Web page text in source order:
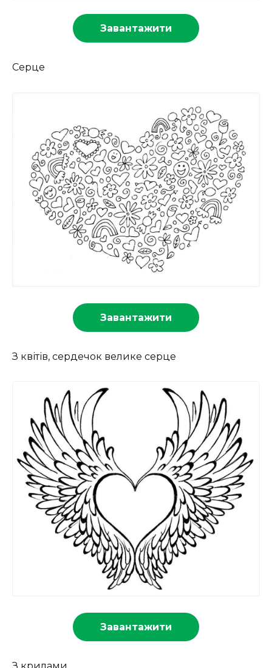
Завантажити
Серце
Завантажити
З квітів, сердечок велике серце
Завантажити